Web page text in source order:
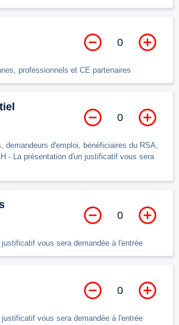
professionnels et CE partenaires
0
demandeurs d'emploi, bénéficiaires du RSA,
- La présentation d'un justificatif vous sera
0
justificatif vous sera demandée à l'entrée
0
justificatif vous sera demandée à l'entrée
0